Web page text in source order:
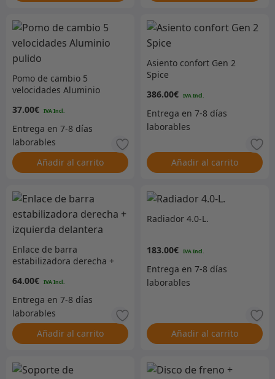
Pomo de cambio 5
velocidades Aluminio
37.00€
Añadir al carrito
Asiento confort Gen 2
Spice
386.00€
Añadir al carrito
Enlace de barra
estabilizadora derecha +
64.00€
Añadir al carrito
Radiador 4.0-L.
183.00€
Añadir al carrito